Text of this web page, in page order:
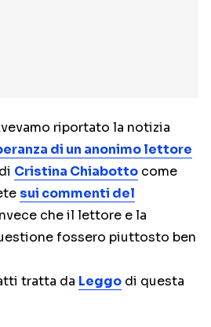
riportato la notizia
di un anonimo lettore
Cristina Chiabotto come
sui commenti del
che il lettore e la
fossero piuttosto ben
tratta da Leggo di questa